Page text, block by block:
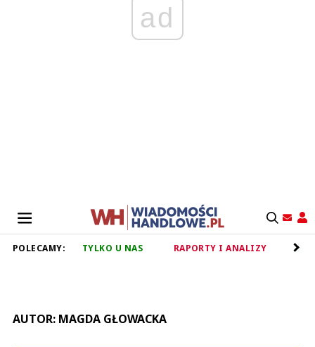
ad
POLECAMY: TYLKO U NAS RAPORTY I ANALIZY
AUTOR: MAGDA GŁOWACKA